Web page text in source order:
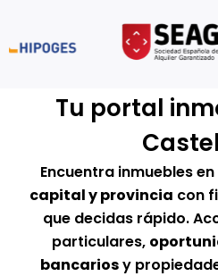
Tu portal
Encuentra inmuebles
capital y provincia con
que decidas rápido.
particulares,
bancariosy